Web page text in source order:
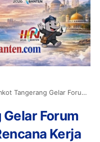
Gelar Forum Konsultasi Publik Rencana Kerja 2026
Forum
Kerja